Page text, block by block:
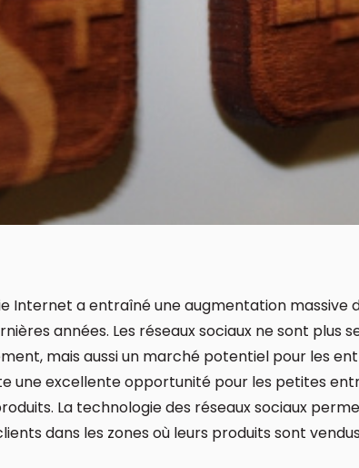
Internet a entraîné une augmentation massive
années. Les réseaux sociaux ne sont plus
mais aussi un marché potentiel pour les
une excellente opportunité pour les petites
La technologie des réseaux sociaux
dans les zones où leurs produits sont